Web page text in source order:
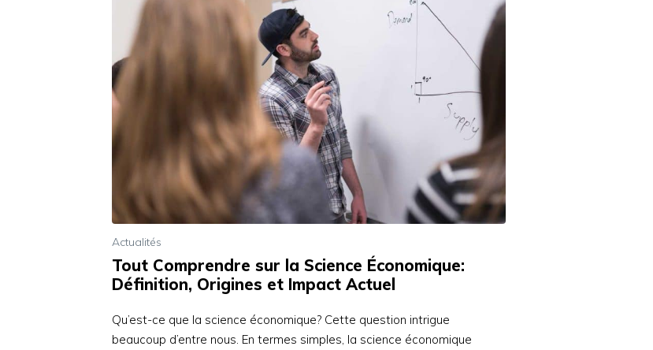
Actualités
Tout Comprendre sur la Science Économique:
Définition, Origines et Impact Actuel
Qu’est-ce que la science économique? Cette question intrigue
beaucoup d’entre nous. En termes simples, la science économique